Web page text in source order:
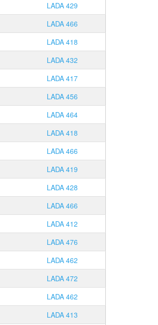
LADA 429
LADA 466
LADA 418
LADA 432
LADA 417
LADA 456
LADA 464
LADA 418
LADA 466
LADA 419
LADA 428
LADA 466
LADA 412
LADA 476
LADA 462
LADA 472
LADA 462
LADA 413